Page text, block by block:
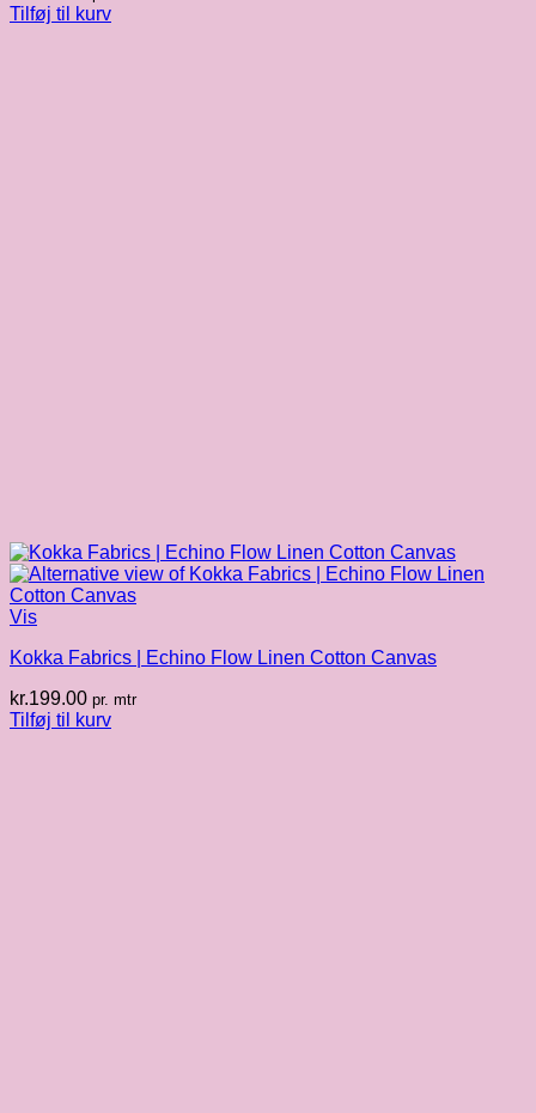
Tilføj til kurv
Vis
Kokka Fabrics | Echino Flow Linen Cotton Canvas
kr.199.00 pr. mtr
Tilføj til kurv